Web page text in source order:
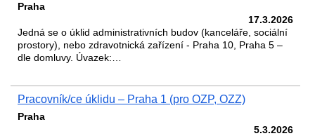
Praha
17.3.2026
Jedná se o úklid administrativních budov (kanceláře, sociální
prostory), nebo zdravotnická zařízení - Praha 10, Praha 5 –
dle domluvy. Úvazek:…
Pracovník/ce úklidu – Praha 1 (pro OZP, OZZ)
Praha
5.3.2026